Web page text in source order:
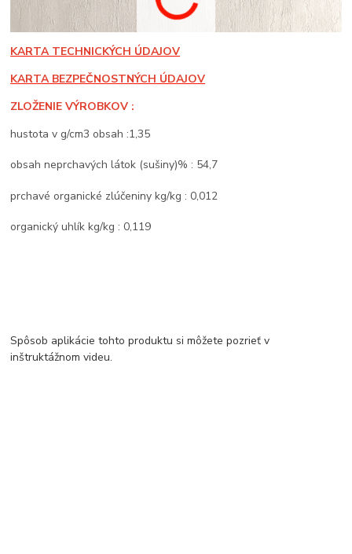
KARTA TECHNICKÝCH ÚDAJOV
KARTA BEZPEČNOSTNÝCH ÚDAJOV
ZLOŽENIE VÝROBKOV :
hustota v g/cm3 obsah :1,35
obsah neprchavých látok (sušiny)% : 54,7
prchavé organické zlúčeniny kg/kg : 0,012
organický uhlík kg/kg : 0,119
Spôsob aplikácie tohto produktu si môžete pozrieť v
inštruktážnom videu.